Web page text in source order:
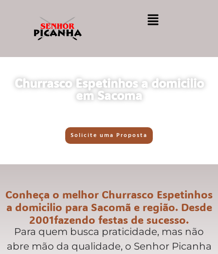
Churrasco Espetinhos a domicilio
em Sacoma
Solicite uma Proposta
Conheça o melhor Churrasco Espetinhos
a domicilio para Sacomã e região. Desde
2001fazendo festas de sucesso.
Para quem busca praticidade, mas não
abre mão da qualidade, o Senhor Picanha